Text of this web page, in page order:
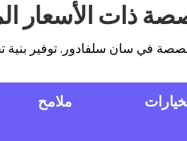
ذات الأسعار
في سان سلفادور. توفير بنية
ملامح